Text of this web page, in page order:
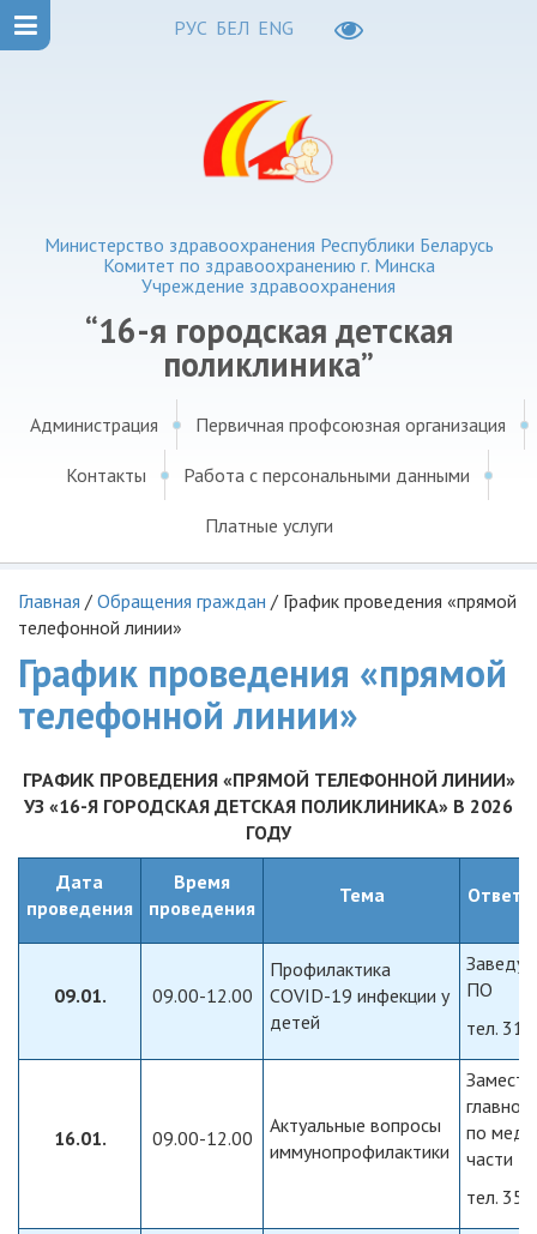
РУС БЕЛ ENG
Министерство здравоохранения Республики Беларусь
Комитет по здравоохранению г. Минска
Учреждение здравоохранения
“16-я городская детская
поликлиника”
Администрация Первичная профсоюзная организация
Контакты Работа с персональными данными
Платные услуги
Главная / Обращения граждан / График проведения «прямой
телефонной линии»
График проведения «прямой
телефонной линии»
ГРАФИК ПРОВЕДЕНИЯ «ПРЯМОЙ ТЕЛЕФОННОЙ ЛИНИИ»
УЗ «16-Я ГОРОДСКАЯ ДЕТСКАЯ ПОЛИКЛИНИКА» В 2026
ГОДУ
Дата
проведения
Время
проведения
Тема
09.01. 09.00-12.00
Профилактика
COVID-19 инфекции у
детей
ПО
тел.
16.01. 09.00-12.00
Актуальные вопросы
иммунопрофилактики
по
части
тел.